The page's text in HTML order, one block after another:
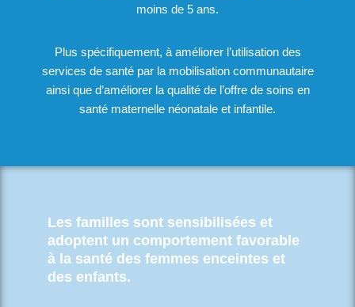
moins de 5 ans.
Plus spécifiquement, à améliorer l’utilisation des
services de santé par la mobilisation communautaire
ainsi que d’améliorer la qualité de l’offre de soins en
santé maternelle néonatale et infantile.
Les familles sont sensibilisées et
adoptent un comportement favorable
à la santé des femmes enceintes et
des enfants.